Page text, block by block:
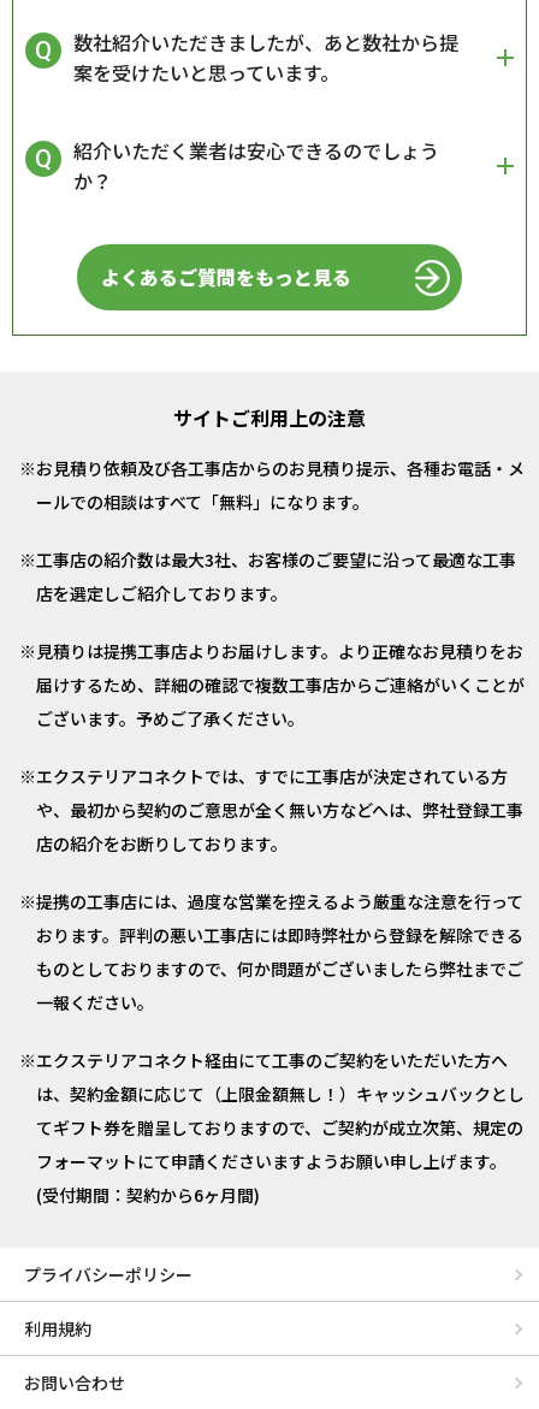
数社紹介いただきましたが、あと数社から提
案を受けたいと思っています。
紹介いただく業者は安心できるのでしょう
か？
よくあるご質問をもっと見る
サイトご利用上の注意
お見積り依頼及び各工事店からのお見積り提示、各種お電話・メ
ールでの相談はすべて「無料」になります。
工事店の紹介数は最大3社、お客様のご要望に沿って最適な工事
店を選定しご紹介しております。
見積りは提携工事店よりお届けします。より正確なお見積りをお
届けするため、詳細の確認で複数工事店からご連絡がいくことが
ございます。予めご了承ください。
エクステリアコネクトでは、すでに工事店が決定されている方
や、最初から契約のご意思が全く無い方などへは、弊社登録工事
店の紹介をお断りしております。
提携の工事店には、過度な営業を控えるよう厳重な注意を行って
おります。評判の悪い工事店には即時弊社から登録を解除できる
ものとしておりますので、何か問題がございましたら弊社までご
一報ください。
エクステリアコネクト経由にて工事のご契約をいただいた方へ
は、契約金額に応じて（上限金額無し！）キャッシュバックとし
てギフト券を贈呈しておりますので、ご契約が成立次第、規定の
フォーマットにて申請くださいますようお願い申し上げます。
(受付期間：契約から6ヶ月間)
プライバシーポリシー
利用規約
お問い合わせ